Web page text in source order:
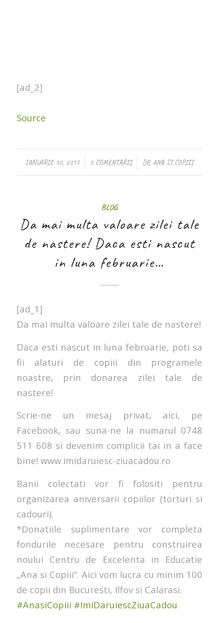
[ad_2]
Source
IANUARIE 30, 2017
/ 0 COMENTARII
/ DE ANA SI COPIII
BLOG
Da mai multa valoare zilei tale
de nastere! Daca esti nascut
in luna februarie…
[ad_1]
Da mai multa valoare zilei tale de nastere!
Daca esti nascut in luna februarie, poti sa
fii alaturi de copiii din programele
noastre, prin donarea zilei tale de
nastere!
Scrie-ne un mesaj privat, aici, pe
Facebook, sau suna-ne la numarul 0748
511 608 si devenim complicii tai in a face
bine! www.imidaruiesc-ziuacadou.ro
Banii colectati vor fi folositi pentru
organizarea aniversarii copiilor (torturi si
cadouri).
*Donatiile suplimentare vor completa
fondurile necesare pentru construirea
noului Centru de Excelenta in Educatie
„Ana si Copiii”. Aici vom lucra cu minim 100
de copii din Bucuresti, Ilfov si Calarasi.
#AnasiCopiii #ImiDaruiescZiuaCadou